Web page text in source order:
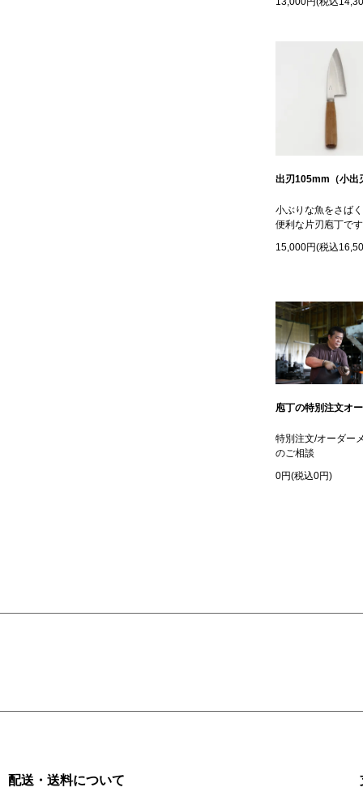
出刃105mm（小出
小ぶりな魚をさば
便利な片刃庖丁です
15,000円(税込
庖丁の特別注文オ
特別注文/オーダー
のご相談
0円(税込0円)
配送・送料について